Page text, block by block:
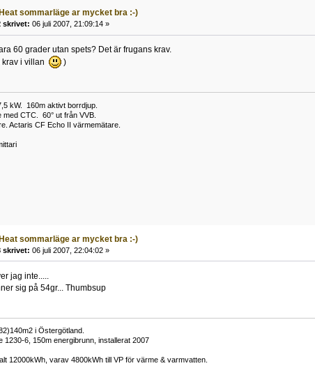
sommarläge ar mycket bra :-)
skrivet: 06 juli 2007, 21:09:14 »
60 grader utan spets? Det är frugans krav.
i villan
)
kW. 160m aktivt borrdjup.
med CTC. 60° ut från VVB.
Actaris CF Echo II värmemätare.
sommarläge ar mycket bra :-)
skrivet: 06 juli 2007, 22:04:02 »
jag inte.....
sig på 54gr... Thumbsup
i Östergötland.
1230-6, 150m energibrunn, installerat 2007
12000kWh, varav 4800kWh till VP för värme & varmvatten.